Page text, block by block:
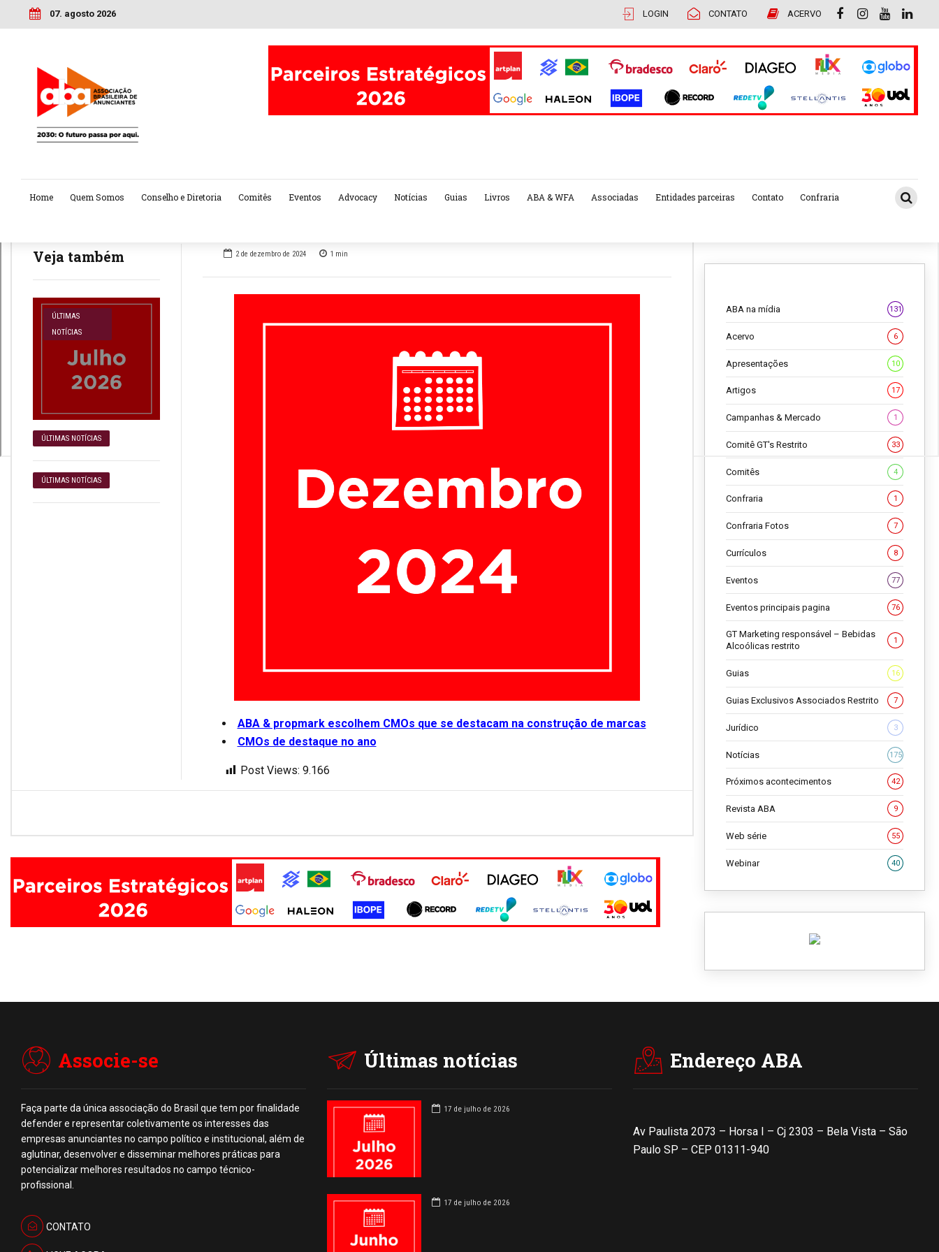
07. agosto 2026 LOGIN CONTATO ACERVO
Home Quem Somos Conselho e Diretoria Comitês Eventos Advocacy Notícias Guias Livros ABA & WFA Associadas Entidades parceiras Contato Confraria
Veja também
ÚLTIMAS
NOTÍCIAS
ÚLTIMAS NOTÍCIAS
ÚLTIMAS NOTÍCIAS
2 de dezembro de 2024 1 min
ABA & propmark escolhem CMOs que se destacam na construção de marcas
CMOs de destaque no ano
Post Views: 9.166
ABA na mídia 131
Acervo 6
Apresentações 10
Artigos 17
Campanhas & Mercado 1
Comitê GT's Restrito 33
Comitês 4
Confraria 1
Confraria Fotos 7
Currículos 8
Eventos 77
Eventos principais pagina 76
GT Marketing responsável – Bebidas
Alcoólicas restrito
1
Guias 16
Guias Exclusivos Associados Restrito 7
Jurídico 3
Notícias 175
Próximos acontecimentos 42
Revista ABA 9
Web série 55
Webinar 40
Associe-se
Faça parte da única associação do Brasil que tem por finalidade
defender e representar coletivamente os interesses das
empresas anunciantes no campo político e institucional, além de
aglutinar, desenvolver e disseminar melhores práticas para
potencializar melhores resultados no campo técnico-
profissional.
CONTATO
Últimas notícias
17 de julho de 2026
17 de julho de 2026
Endereço ABA
Av Paulista 2073 – Horsa I – Cj 2303 – Bela Vista – São
Paulo SP – CEP 01311-940